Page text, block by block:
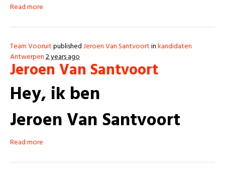
Read more
Team VooruitpublishedJeroen Van Santvoortinkandidaten
Antwerpen2 years ago
Jeroen Van Santvoort
Hey, ik ben
Jeroen Van Santvoort
Read more